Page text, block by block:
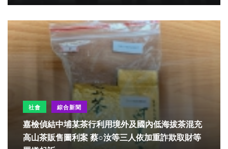
社會 綜合新聞
嘉檢偵結中埔某茶行利用境外及國內低海拔茶混充
高山茶販售圖利案 蔡○汝等三人依加重詐欺取財等